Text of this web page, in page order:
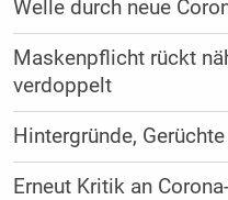
Welle durch neue
Maskenpflicht rückt
verdoppelt
Hintergründe,
Erneut Kritik an